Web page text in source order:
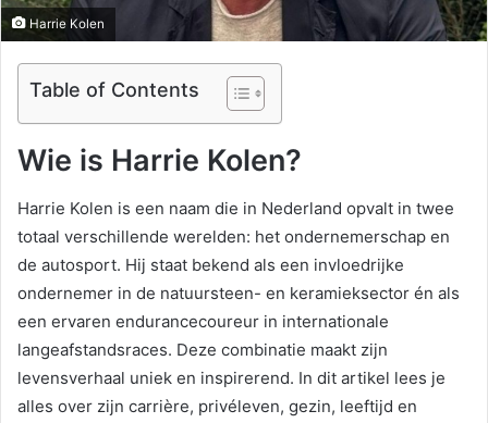
Harrie Kolen
Table of Contents
Wie is Harrie Kolen?
Harrie Kolen is een naam die in Nederland opvalt in twee
totaal verschillende werelden: het ondernemerschap en
de autosport. Hij staat bekend als een invloedrijke
ondernemer in de natuursteen- en keramieksector én als
een ervaren endurancecoureur in internationale
langeafstandsraces. Deze combinatie maakt zijn
levensverhaal uniek en inspirerend. In dit artikel lees je
alles over zijn carrière, privéleven, gezin, leeftijd en